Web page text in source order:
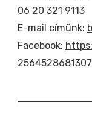
06 20 321 9113
E-mail címünk:
Facebook: